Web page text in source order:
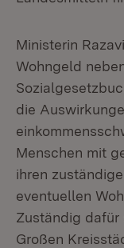
Ministerin
Wohngeld
die
Menschen mit
ihren
eventuellen
Zuständig dafür
Großen